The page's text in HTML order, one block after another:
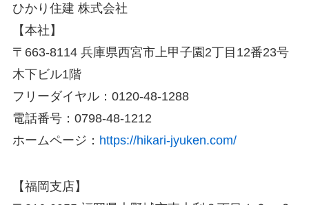
ひかり住建 株式会社
【本社】
〒663-8114 兵庫県西宮市上甲子園2丁目12番23号
木下ビル1階
フリーダイヤル：0120-48-1288
電話番号：0798-48-1212
ホームページ： https://hikari-jyuken.com/
【福岡支店】